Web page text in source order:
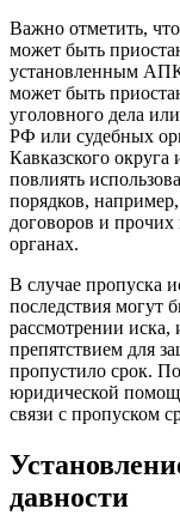
Важно отметить,
может быть
установленным
может быть
уголовного дела
РФ или судебных
Кавказского
повлиять
порядков,
договоров и
органах.
В случае пропуска
последствия могут
рассмотрении иска,
препятствием для
пропустило срок.
юридической
связи с пропуском
давности